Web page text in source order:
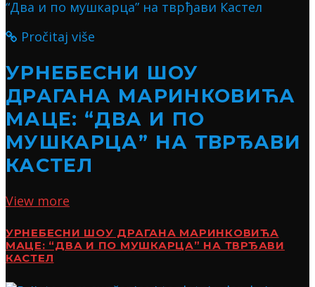
Pročitaj više
УРНЕБЕСНИ ШОУ
ДРАГАНА МАРИНКОВИЋА
МАЦЕ: “ДВА И ПО
МУШКАРЦА” НА ТВРЂАВИ
КАСТЕЛ
View more
УРНЕБЕСНИ ШОУ ДРАГАНА МАРИНКОВИЋА
МАЦЕ: “ДВА И ПО МУШКАРЦА” НА ТВРЂАВИ
КАСТЕЛ